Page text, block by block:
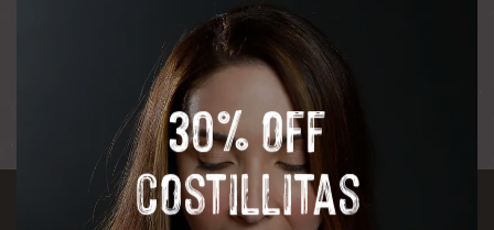
30% off
costillitas